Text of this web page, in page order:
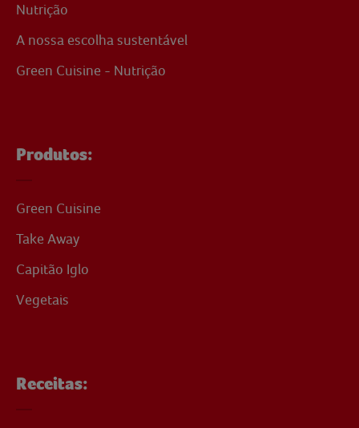
Nutrição
A nossa escolha sustentável
Green Cuisine - Nutrição
Produtos:
Green Cuisine
Take Away
Capitão Iglo
Vegetais
Receitas: